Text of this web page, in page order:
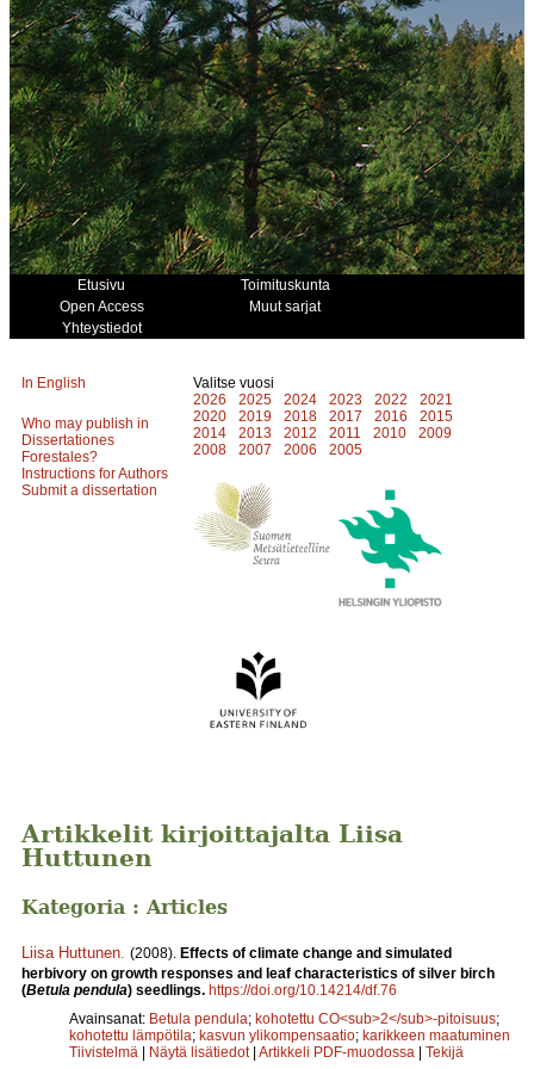
Etusivu
Toimituskunta
Open Access
Muut sarjat
Yhteystiedot
In English
Who may publish in
Dissertationes
Forestales?
Instructions for Authors
Submit a dissertation
Valitse vuosi
2026
2025 2024 2023 2022
2021
2020
2019 2018 2017 2016
2015
2014
2013 2012 2011 2010
2009
2008
2007 2006 2005
Artikkelit kirjoittajalta Liisa
Huttunen
Kategoria : Articles
Liisa Huttunen (2008). Effects of climate change and simulated
herbivory on growth responses and leaf characteristics of silver birch
(Betula pendula) seedlings. https://doi.org/10.14214/df.76
Avainsanat: Betula pendula; kohotettu CO<sub>2</sub>-pitoisuus;
kohotettu lämpötila; kasvun ylikompensaatio; karikkeen maatuminen
Tiivistelmä | Näytä lisätiedot | Artikkeli PDF-muodossa | Tekijä